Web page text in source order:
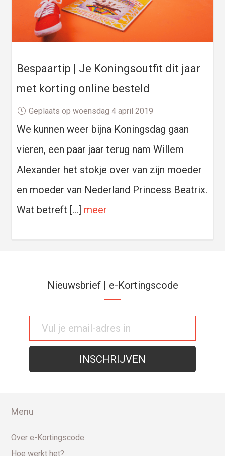
Bespaartip | Je Koningsoutfit dit jaar
met korting online besteld
Geplaats op woensdag 4 april 2019
We kunnen weer bijna Koningsdag gaan
vieren, een paar jaar terug nam Willem
Alexander het stokje over van zijn moeder
en moeder van Nederland Princess Beatrix.
Wat betreft […] meer
Nieuwsbrief | e-Kortingscode
Menu
Over e-Kortingscode
Hoe werkt het?